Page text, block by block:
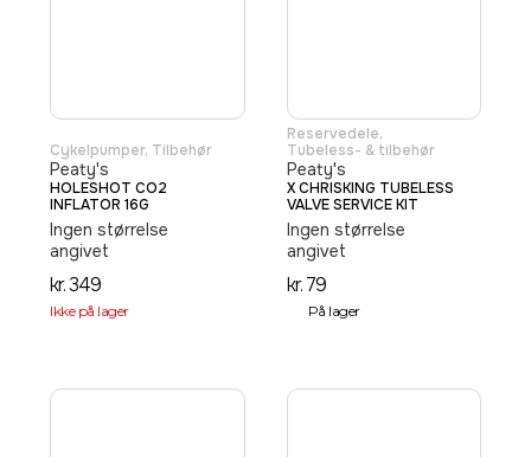
Cykelpumper, Tilbehør
Peaty's
HOLESHOT CO2
INFLATOR 16G
Ingen størrelse
angivet
kr.349
Ikke på lager
Reservedele,
Tubeless- & tilbehør
Peaty's
X CHRISKING TUBELESS
VALVE SERVICE KIT
Ingen størrelse
angivet
kr.79
På lager